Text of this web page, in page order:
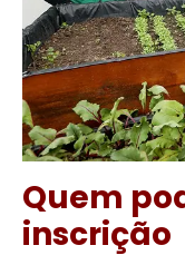
Quem
inscrição